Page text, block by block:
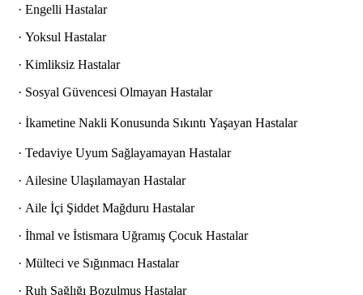
· Engelli Hastalar
· Yoksul Hastalar
· Kimliksiz Hastalar
· Sosyal Güvencesi Olmayan Hastalar
· İkametine Nakli Konusunda Sıkıntı Yaşayan Hastalar
· Tedaviye Uyum Sağlayamayan Hastalar
· Ailesine Ulaşılamayan Hastalar
· Aile İçi Şiddet Mağduru Hastalar
· İhmal ve İstismara Uğramış Çocuk Hastalar
· Mülteci ve Sığınmacı Hastalar
· Ruh Sağlığı Bozulmuş Hastalar